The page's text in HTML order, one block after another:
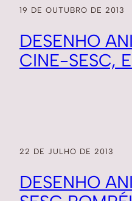
19 DE OUTUBRO DE 2013
DESENHO
CINE-SESC,
22 DE JULHO DE 2013
DESENHO